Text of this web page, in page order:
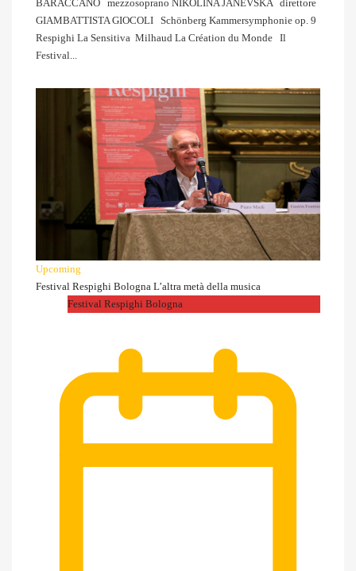
BARACCANO mezzosoprano NIKOLINA JANEVSKA direttore
GIAMBATTISTA GIOCOLI Schönberg Kammersymphonie op. 9
Respighi La Sensitiva ​ Milhaud La Création du Monde Il
Festival...
Upcoming
Festival Respighi Bologna L’altra metà della musica
Festival Respighi Bologna